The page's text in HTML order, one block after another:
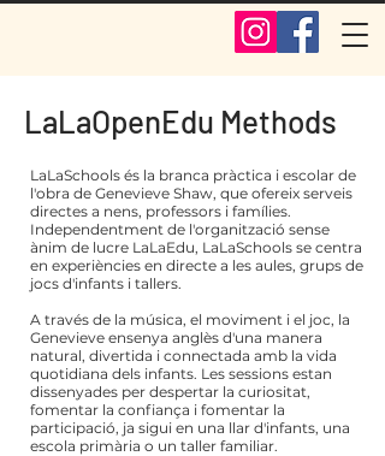
LaLaOpenEdu Methods
LaLaSchools és la branca pràctica i escolar de
l'obra de Genevieve Shaw, que ofereix serveis
directes a nens, professors i famílies.
Independentment de l'organització sense
ànim de lucre LaLaEdu, LaLaSchools se centra
en experiències en directe a les aules, grups de
jocs d'infants i tallers.
A través de la música, el moviment i el joc, la
Genevieve ensenya anglès d'una manera
natural, divertida i connectada amb la vida
quotidiana dels infants. Les sessions estan
dissenyades per despertar la curiositat,
fomentar la confiança i fomentar la
participació, ja sigui en una llar d'infants, una
escola primària o un taller familiar.